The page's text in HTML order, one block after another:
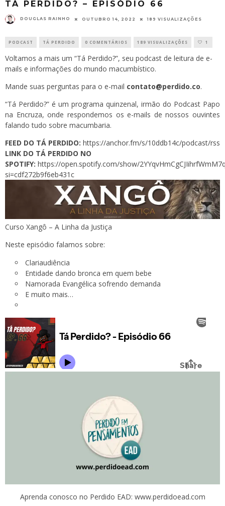
TÁ PERDIDO? – EPISÓDIO 66
DOUGLAS RAINHO OUTUBRO 14, 2022 189 VISUALIZAÇÕES
PODCAST TÁ PERDIDO 0 COMENTÁRIOS 189 VISUALIZAÇÕES 1
Voltamos a mais um “Tá Perdido?”, seu podcast de leitura de e-
mails e informações do mundo macumbístico.
Mande suas perguntas para o e-mail contato@perdido.co.
“Tá Perdido?” é um programa quinzenal, irmão do Podcast Papo
na Encruza, onde respondemos os e-mails de nossos ouvintes
falando tudo sobre macumbaria.
FEED DO TÁ PERDIDO: https://anchor.fm/s/10ddb14c/podcast/rss
LINK DO TÁ PERDIDO NO
SPOTIFY: https://open.spotify.com/show/
si=cdf272b9f6eb431c
Curso Xangô – A Linha da Justiça
Neste episódio falamos sobre:
Clariaudiência
Entidade dando bronca em quem bebe
Namorada Evangélica sofrendo demanda
E muito mais…
Aprenda conosco no Perdido EAD: www.perdidoead.com